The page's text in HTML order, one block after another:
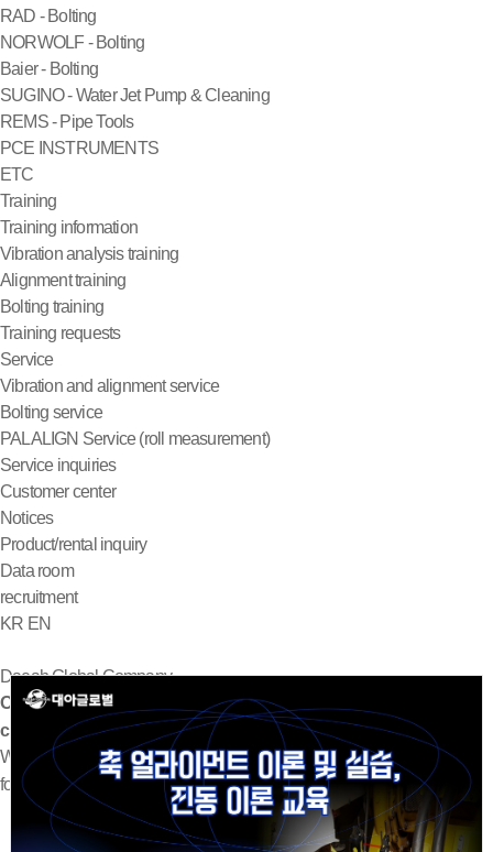
RAD - Bolting
NORWOLF - Bolting
Baier - Bolting
SUGINO - Water Jet Pump & Cleaning
REMS - Pipe Tools
PCE INSTRUMENTS
ETC
Training
Training information
Vibration analysis training
Alignment training
Bolting training
Training requests
Service
Vibration and alignment service
Bolting service
PALALIGN Service (roll measurement)
Service inquiries
Customer center
Notices
Product/rental inquiry
Data room
recruitment
KR EN
Daeah Global Company
Our company has a higher priority over
customer’s value creation than our own profits.
We will do the best to become a company that challenges
for the future instead of being satisfied with the present.